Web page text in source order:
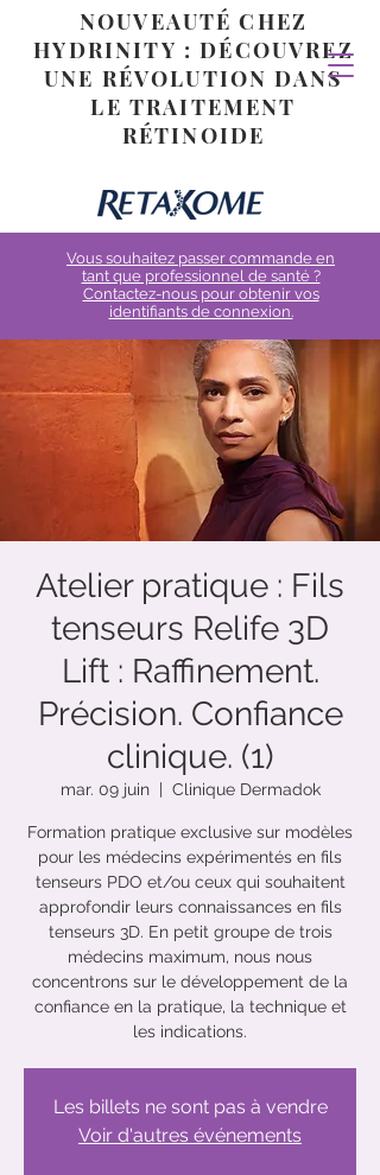
Vous souhaitez passer commande en
tant que professionnel de santé ?
Contactez-nous pour obtenir vos
identifiants de connexion.
NOUVEAUTÉ CHEZ
HYDRINITY : DÉCOUVREZ
UNE RÉVOLUTION DANS
LE TRAITEMENT
RÉTINOIDE
Atelier pratique : Fils
tenseurs Relife 3D
Lift : Raffinement.
Précision. Confiance
clinique. (1)
mar. 09 juin
  |
Clinique Dermadok
Formation pratique exclusive sur modèles
pour les médecins expérimentés en fils
tenseurs PDO et/ou ceux qui souhaitent
approfondir leurs connaissances en fils
tenseurs 3D. En petit groupe de trois
médecins maximum, nous nous
concentrons sur le développement de la
confiance en la pratique, la technique et
les indications.
Les billets ne sont pas à vendre
Voir d'autres événements